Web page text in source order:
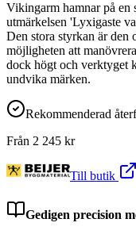
Vikingarm hamnar på en
utmärkelsen 'Lyxigaste
Den stora styrkan är den
möjligheten att
dock högt och verktyget
undvika märken.
Rekommenderad
Från 2 245 kr
Till butik
Gedigen precision